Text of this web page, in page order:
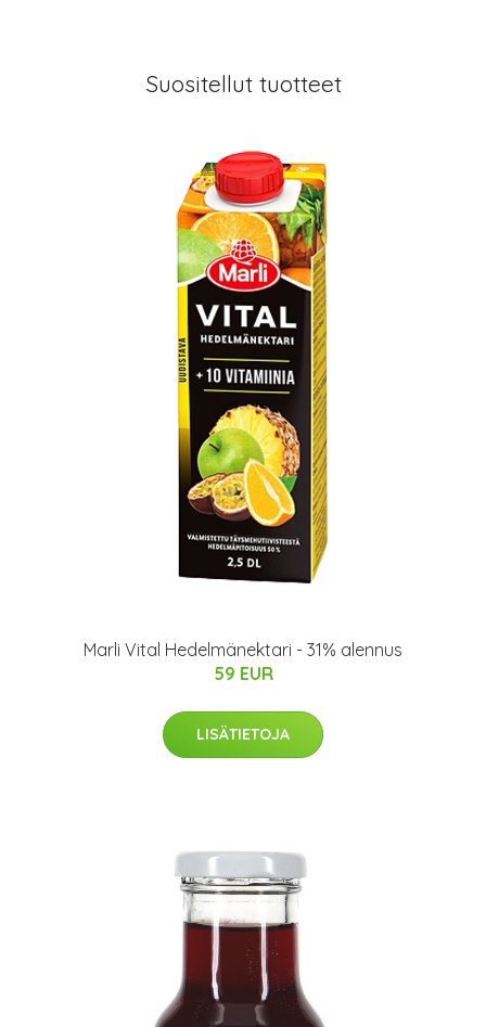
Suositellut tuotteet
Marli Vital Hedelmänektari - 31% alennus
59 EUR
LISÄTIETOJA